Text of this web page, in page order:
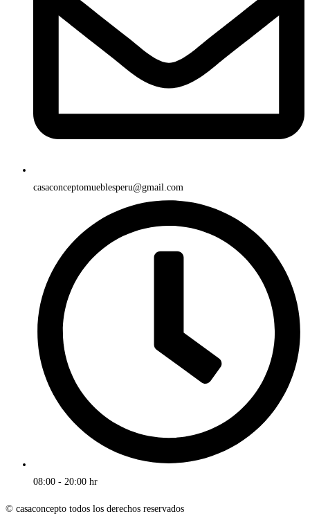
casaconceptomueblesperu@gmail.com
08:00 - 20:00 hr
© casaconcepto todos los derechos reservados